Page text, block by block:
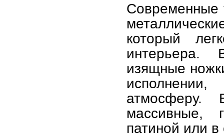
Современные
который
интерьера.
изящные
атмосферу.
массивные,
патиной или